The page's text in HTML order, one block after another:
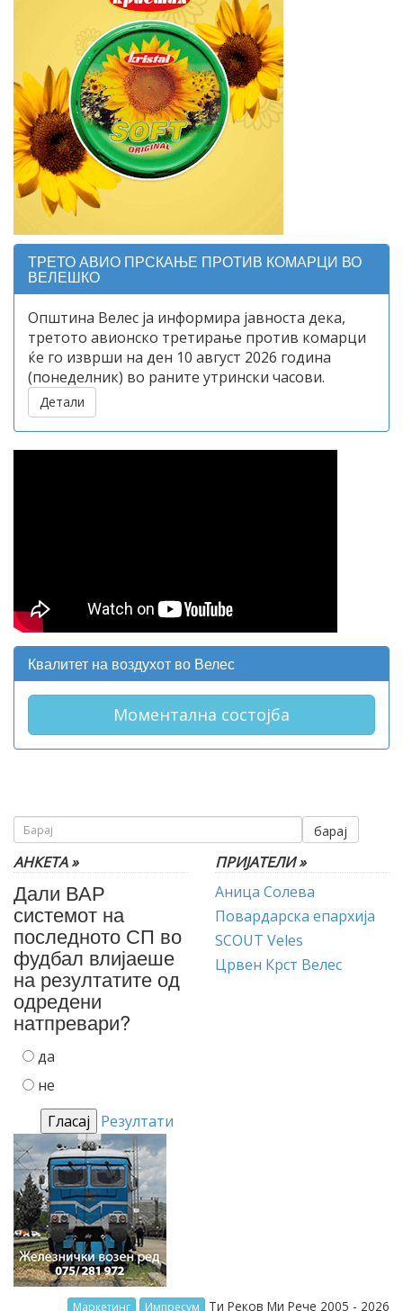
ТРЕТО АВИО ПРСКАЊЕ ПРОТИВ КОМАРЦИ ВО
ВЕЛЕШКО
Општина Велес ја информира јавноста дека,
третото авионско третирање против комарци
ќе го изврши на ден 10 август 2026 година
(понеделник) во раните утрински часови.
Детали
Квалитет на воздухот во Велес
Моментална состојба
барај
АНКЕТА »
Дали ВАР
системот на
последното СП во
фудбал влијаеше
на резултатите од
одредени
натпревари?
да
не
Резултати
ПРИЈАТЕЛИ »
Аница Солева
Повардарска епархија
SCOUT Veles
Црвен Крст Велес
Маркетинг Импресум Ти Реков Ми Рече 2005 - 2026